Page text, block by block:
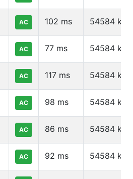
AC 102 ms 54584 kb
AC 77 ms 54584 kb
AC 117 ms 54584 kb
AC 98 ms 54584 kb
AC 86 ms 54584 kb
AC 92 ms 54584 kb